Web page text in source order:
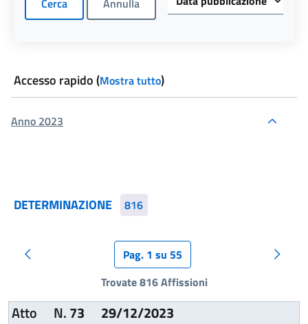
Accesso rapido(Mostra tutto)
Anno 2023
DETERMINAZIONE 816
Pagina precedente Pag. 1 su 55
Trovate 816 Affissioni
Atto N.73
29/12/2023